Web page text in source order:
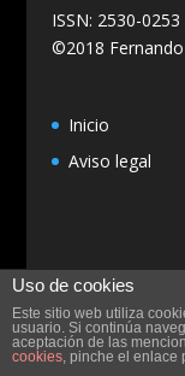
ISSN: 2530-0253
©2018
Inicio
Aviso legal
Uso de cookies
Este sitio web utiliza
usuario. Si continúa
aceptación de las
cookies, pinche el enlace